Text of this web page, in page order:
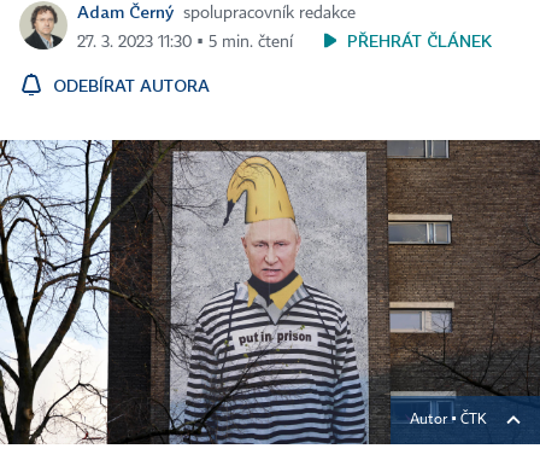
Adam Černý spolupracovník redakce
27. 3. 2023 11:30 ▪ 5 min. čtení
PŘEHRÁT ČLÁNEK
ODEBÍRAT AUTORA
Autor ▪ ČTK